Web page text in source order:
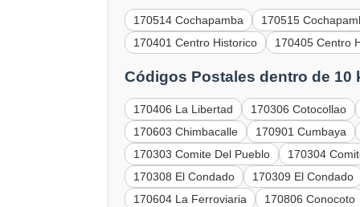
170514 Cochapamba
170515
170401 Centro Historico
170405 Centro
Códigos Postales dentro de 10
170406 La Libertad
170306 Cotocollao
170603 Chimbacalle
170901 Cumbaya
170303 Comite Del Pueblo
170304
170308 El Condado
170309 El Condado
170604 La Ferroviaria
170806 Conocoto